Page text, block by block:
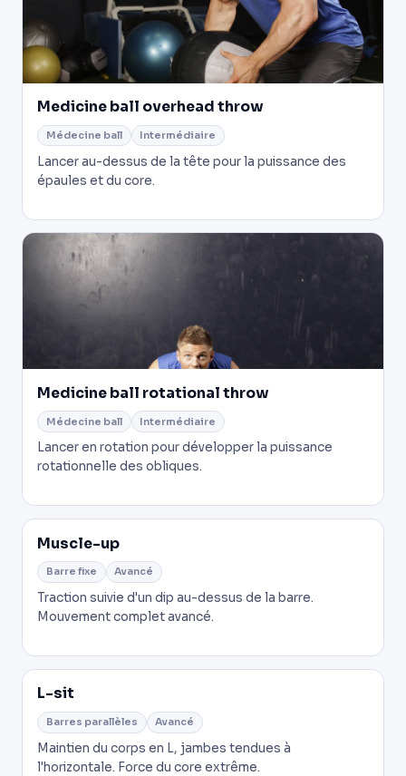
Medicine ball overhead throw
Médecine ball Intermédiaire
Lancer au-dessus de la tête pour la puissance des
épaules et du core.
Medicine ball rotational throw
Médecine ball Intermédiaire
Lancer en rotation pour développer la puissance
rotationnelle des obliques.
Muscle-up
Barre fixe Avancé
Traction suivie d'un dip au-dessus de la barre.
Mouvement complet avancé.
L-sit
Barres parallèles Avancé
Maintien du corps en L, jambes tendues à
l'horizontale. Force du core extrême.